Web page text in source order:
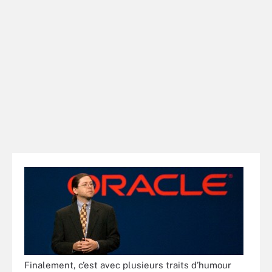
Finalement, c’est avec plusieurs traits d’humour